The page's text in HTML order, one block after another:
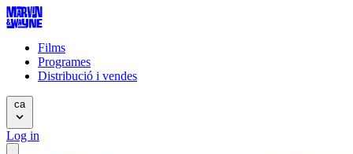
Films
Programes
Distribució i vendes
ca
Log in